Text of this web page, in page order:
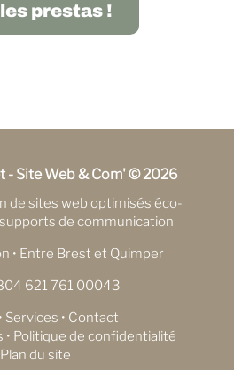
prestas !
- Site Web & Com' © 2026
de sites web optimisés éco-
de communication
• Entre Brest et Quimper
621 761 00043
• Services • Contact
• Politique de confidentialité
Plan du site